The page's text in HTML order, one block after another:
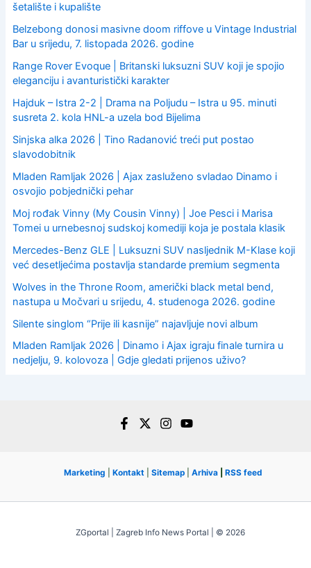
šetalište i kupalište
Belzebong donosi masivne doom riffove u Vintage Industrial
Bar u srijedu, 7. listopada 2026. godine
Range Rover Evoque | Britanski luksuzni SUV koji je spojio
eleganciju i avanturistički karakter
Hajduk – Istra 2-2 | Drama na Poljudu – Istra u 95. minuti
susreta 2. kola HNL-a uzela bod Bijelima
Sinjska alka 2026 | Tino Radanović treći put postao
slavodobitnik
Mladen Ramljak 2026 | Ajax zasluženo svladao Dinamo i
osvojio pobjednički pehar
Moj rođak Vinny (My Cousin Vinny) | Joe Pesci i Marisa
Tomei u urnebesnoj sudskoj komediji koja je postala klasik
Mercedes-Benz GLE | Luksuzni SUV nasljednik M-Klase koji
već desetljećima postavlja standarde premium segmenta
Wolves in the Throne Room, američki black metal bend,
nastupa u Močvari u srijedu, 4. studenoga 2026. godine
Silente singlom “Prije ili kasnije” najavljuje novi album
Mladen Ramljak 2026 | Dinamo i Ajax igraju finale turnira u
nedjelju, 9. kolovoza | Gdje gledati prijenos uživo?
Marketing Kontakt Sitemap Arhiva RSS feed
ZGportal | Zagreb Info News Portal | © 2026